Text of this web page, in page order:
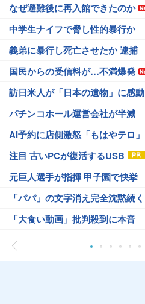
なぜ避難後に再入館できたのか
中学生ナイフで脅し性的暴行か
義弟に暴行し死亡させたか 逮捕
国民からの受信料が…不満爆発
訪日米人が「日本の遺物」に感動
パチンコホール運営会社が半減
AI予約に店側激怒「もはやテロ」
注目 古いPCが復活するUSB
元巨人選手が指揮 甲子園で快挙
「パパ」の文字消え完全沈黙続く
「大食い動画」批判殺到に本音